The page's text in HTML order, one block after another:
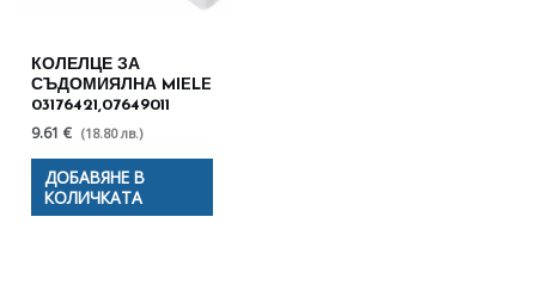
КОЛЕЛЦЕ ЗА
СЪДОМИЯЛНА MIELE
03176421,07649011
9.61 € (18.80 лв.)
ДОБАВЯНЕ В
КОЛИЧКАТА